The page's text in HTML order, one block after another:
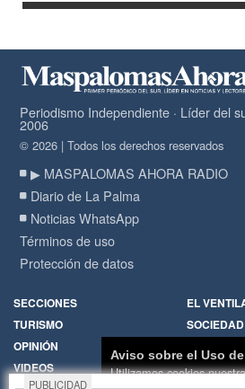
Periodismo Independiente · Líder del
2006
© 2026 | Todos los derechos reservados
▶ MASPALOMAS AHORA RADIO
Diario de La Palma
Noticias WhatsApp
Términos de uso
Protección de datos
SECCIONES
EL
TURISMO
SOCIEDAD
OPINIÓN
VIDEOS
RADIO
PUBLICIDAD
Aviso sobre el Uso
Utilizamos cookies